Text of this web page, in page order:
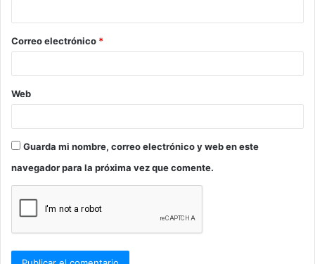
*
Correo electrónico *
Web
Guarda mi nombre, correo electrónico y web en este
navegador para la próxima vez que comente.